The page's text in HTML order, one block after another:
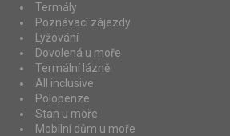
Termály
Poznávací zájezdy
Lyžování
Dovolená u moře
Termální lázně
All inclusive
Polopenze
Stan u moře
Mobilní dům u moře